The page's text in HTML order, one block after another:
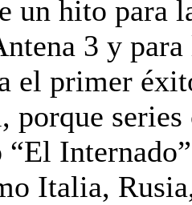
un hito para
3 y
el primer
porque
“El
Italia,